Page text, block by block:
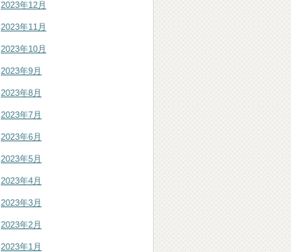
2023年12月
2023年11月
2023年10月
2023年9月
2023年8月
2023年7月
2023年6月
2023年5月
2023年4月
2023年3月
2023年2月
2023年1月